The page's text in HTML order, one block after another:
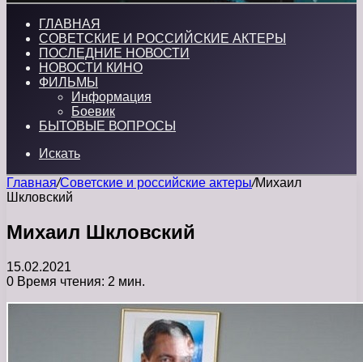
ГЛАВНАЯ
СОВЕТСКИЕ И РОССИЙСКИЕ АКТЕРЫ
ПОСЛЕДНИЕ НОВОСТИ
НОВОСТИ КИНО
ФИЛЬМЫ
Информация
Боевик
БЫТОВЫЕ ВОПРОСЫ
Искать
Главная/Советские и российские актеры/Михаил
Шкловский
Михаил Шкловский
15.02.2021
0 Время чтения: 2 мин.